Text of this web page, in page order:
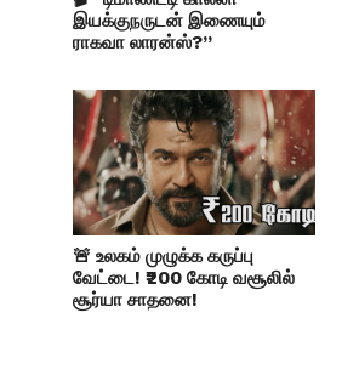
இயக்குநருடன் இணையும்
ராகவா லாரன்ஸ்?”
🚨 உலகம் முழுக்க கருப்பு
வேட்டை! ₹200 கோடி வசூலில்
சூர்யா சாதனை!